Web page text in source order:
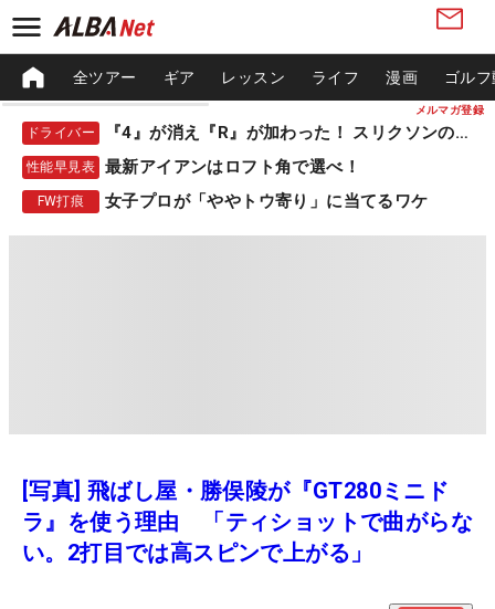
メルマガ登録
全ツアー ギア レッスン ライフ 漫画 ゴル
ドライバー 『4』が消え『R』が加わった！ スリクソンの新作
性能早見表 最新アイアンはロフト角で選べ！
FW打痕 女子プロが「ややトウ寄り」に当てるワケ
[写真] 飛ばし屋・勝俣陵が『GT280ミニド
ラ』を使う理由 「ティショットで曲がらな
い。2打目では高スピンで上がる」